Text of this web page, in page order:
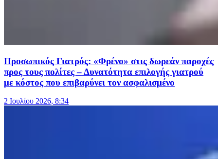
Προσωπικός Γιατρός: «Φρένο» στις δωρεάν παροχές
προς τους πολίτες – Δυνατότητα επιλογής γιατρού
με κόστος που επιβαρύνει τον ασφαλισμένο
2 Ιουλίου 2026, 8:34